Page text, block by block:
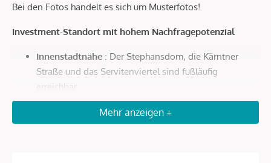
Bei den Fotos handelt es sich um Musterfotos!
Investment-Standort mit hohem Nachfragepotenzial
Innenstadtnähe : Der Stephansdom, die Kärntner
Straße und das Servitenviertel sind fußläufig
erreichbar.
Optimale Anbindung: In wenigen Minuten zur U4
Roßauer Lände, zum Hauptbahnhof und in nur 20
Mehr anzeigen +